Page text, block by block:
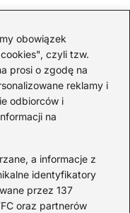
obowiązek
czyli tzw.
prosi o zgodę na
reklamy i
odbiorców i
na
a informacje z
identyfikatory
przez 137
oraz partnerów